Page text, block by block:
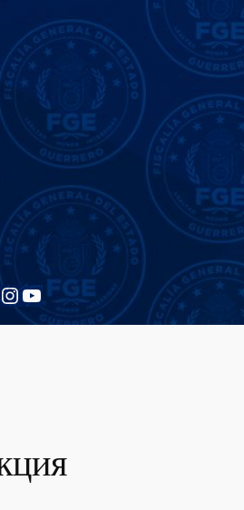
Instagram
YouTube